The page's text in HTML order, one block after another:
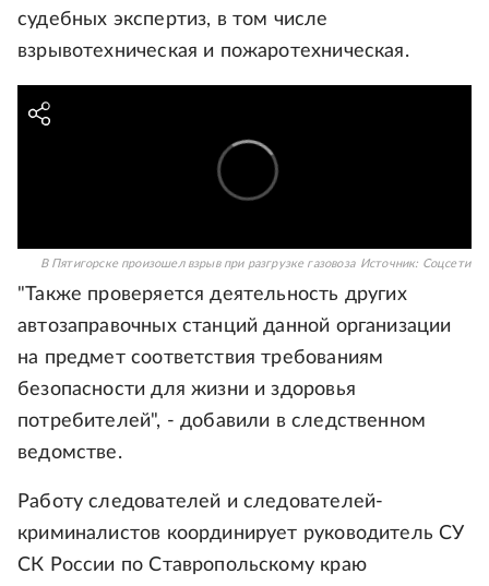
судебных экспертиз, в том числе
взрывотехническая и пожаротехническая.
В Пятигорске произошел взрыв при разгрузке газовоза Источник: Соцсети
"Также проверяется деятельность других
автозаправочных станций данной организации
на предмет соответствия требованиям
безопасности для жизни и здоровья
потребителей", - добавили в следственном
ведомстве.
Работу следователей и следователей-
криминалистов координирует руководитель СУ
СК России по Ставропольскому краю